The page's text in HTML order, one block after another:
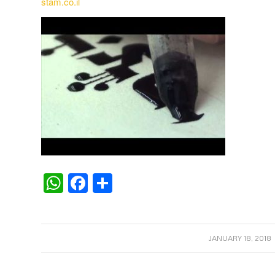
WhatsApp
Facebook
JANUARY 18, 2018
/